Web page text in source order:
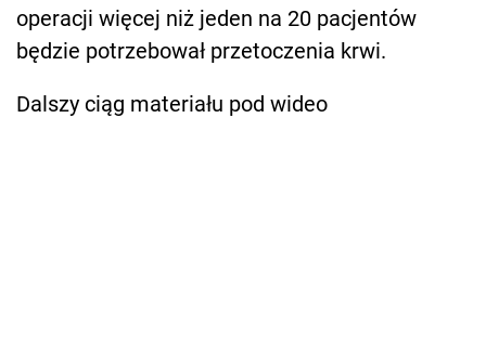
operacji więcej niż jeden na 20 pacjentów
będzie potrzebował przetoczenia krwi.
Dalszy ciąg materiału pod wideo